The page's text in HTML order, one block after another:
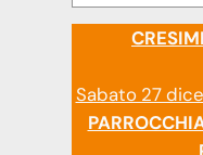
Sabato 27